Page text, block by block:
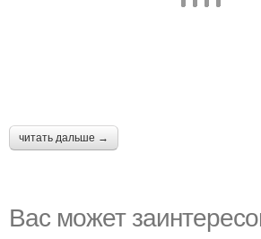
читать дальше →
Вас может